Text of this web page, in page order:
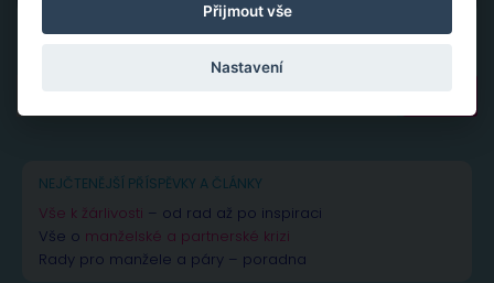
NEJČTENĚJŠÍ PŘÍSPĚVKY A ČLÁNKY
Vše k žárlivosti – od rad až po inspiraci
Vše o manželské a partnerské krizi
Rady pro manžele a páry – poradna
Přijmout vše
Nastavení